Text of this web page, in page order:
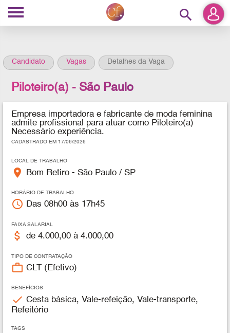
search
Candidato Vagas Detalhes da Vaga
Piloteiro(a) - São Paulo
Empresa importadora e fabricante de moda feminina
admite profissional para atuar como Piloteiro(a)
Necessário experiência.
CADASTRADO EM 17/06/2026
LOCAL DE TRABALHO
place Bom Retiro - São Paulo / SP
HORÁRIO DE TRABALHO
access_time Das 08h00 às 17h45
FAIXA SALARIAL
attach_money de 4.000,00 à 4.000,00
TIPO DE CONTRATAÇÃO
work_outline CLT (Efetivo)
BENEFÍCIOS
check Cesta básica, Vale-refeição, Vale-transporte,
Refeitório
TAGS